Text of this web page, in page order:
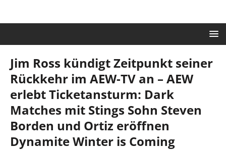
Jim Ross kündigt Zeitpunkt seiner
Rückkehr im AEW-TV an – AEW
erlebt Ticketansturm: Dark
Matches mit Stings Sohn Steven
Borden und Ortiz eröffnen
Dynamite Winter is Coming